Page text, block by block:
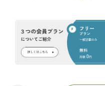
業技術センターが、但馬木造
開発した高強度の梁桁仕口形
の仕口形状を、在来のＵ字型
いる繊維方向の強さ（強度異
強度を飛躍的に高めることが
本数削減による材料経費の節